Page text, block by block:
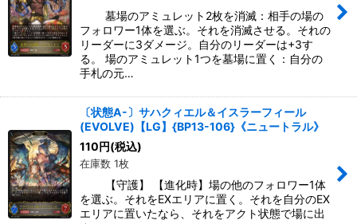
墓場のアミュレット2枚を消滅：相手の場の
フォロワー1体を選ぶ。それを消滅させる。それの
リーダーに3ダメージ。自分のリーダーは+3す
る。 場のアミュレット1つを墓場に置く：自分の
手札の元…
〔状態A-〕サハクィエル＆イスラーフィール
(EVOLVE)【LG】{BP13-106}《ニュートラル》
110円(税込)
在庫数 1枚
【守護】 【進化時】場の他のフォロワー1体
を選ぶ。それをEXエリアに置く。それを自分のEX
エリアに置いたなら、それをアクト状態で場に出